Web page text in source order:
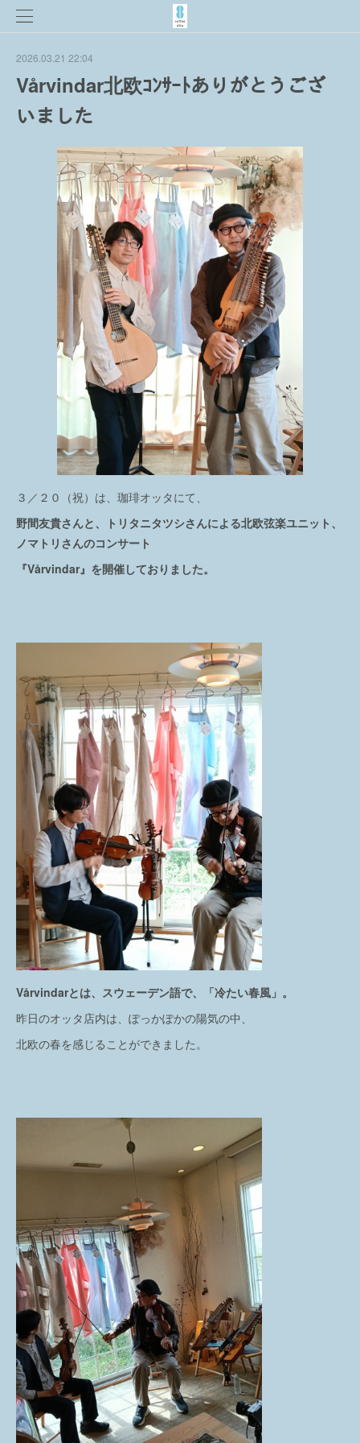
2026.03.21 22:04
Vårvindar北欧ｺﾝｻｰﾄありがとうござ
いました
３／２０（祝）は、珈琲オッタにて、
野間友貴さんと、トリタニタツシさんによる北欧弦楽ユニット、
ノマトリさんのコンサート
『Vårvindar』を開催しておりました。
Vårvindarとは、スウェーデン語で、「冷たい春風」。
昨日のオッタ店内は、ぽっかぽかの陽気の中、
北欧の春を感じることができました。